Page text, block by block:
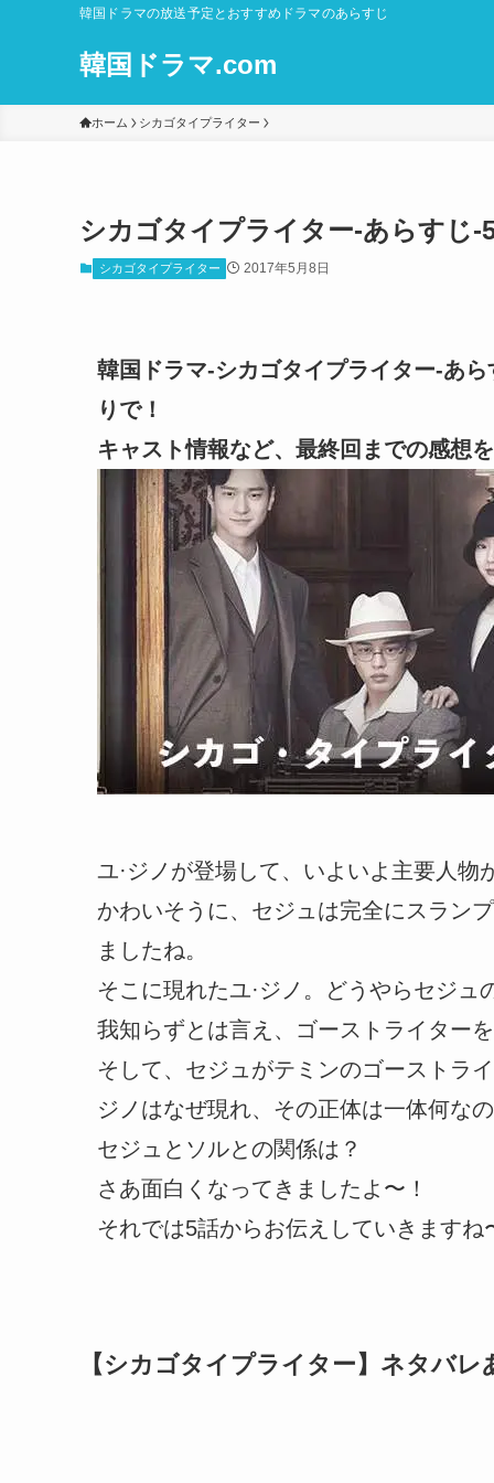
韓国ドラマの放送予定とおすすめドラマのあらすじ
韓国ドラマ.com
ホーム シカゴタイプライター
シカゴタイプライター-あらすじ-
シカゴタイプライター 2017年5月8日
韓国ドラマ-シカゴタイプライター-あ
りで！
キャスト情報など、最終回までの感想
ユ·ジノが登場して、いよいよ主要人物
かわいそうに、セジュは完全にスラン
ましたね。
そこに現れたユ·ジノ。どうやらセジ
我知らずとは言え、ゴーストライター
そして、セジュがテミンのゴーストラ
ジノはなぜ現れ、その正体は一体何な
セジュとソルとの関係は？
さあ面白くなってきましたよ〜！
それでは5話からお伝えしていきますね
【シカゴタイプライター】ネタバレ